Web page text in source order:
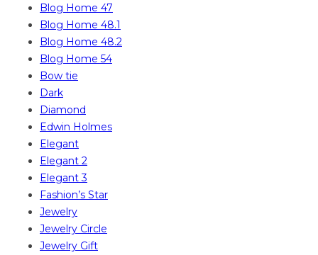
Blog Home 47
Blog Home 48.1
Blog Home 48.2
Blog Home 54
Bow tie
Dark
Diamond
Edwin Holmes
Elegant
Elegant 2
Elegant 3
Fashion’s Star
Jewelry
Jewelry Circle
Jewelry Gift